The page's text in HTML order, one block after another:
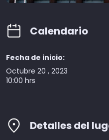
Calendario
Fecha de inicio:
Octubre 20 , 2023
10:00 hrs
Detalles del